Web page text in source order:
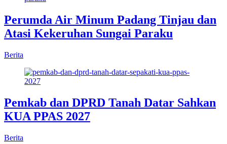
Perumda Air Minum Padang Tinjau dan
Atasi Kekeruhan Sungai Paraku
Berita
Pemkab dan DPRD Tanah Datar Sahkan
KUA PPAS 2027
Berita